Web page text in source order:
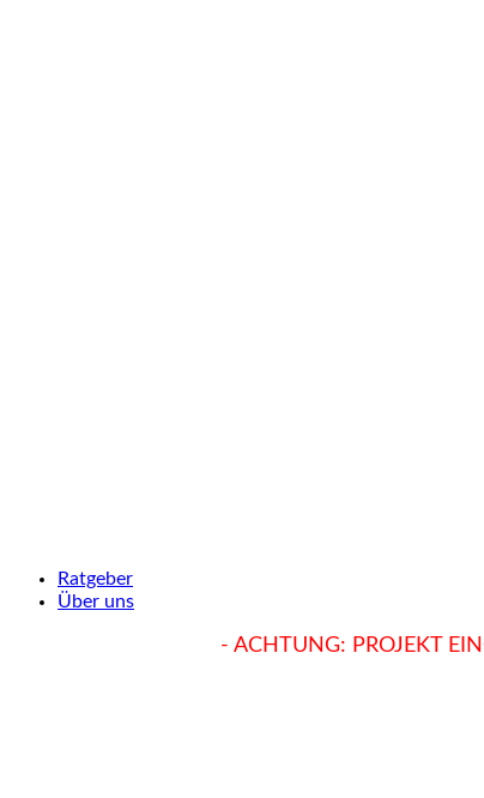
Ratgeber
Über uns
- ACHTUNG: PROJEKT